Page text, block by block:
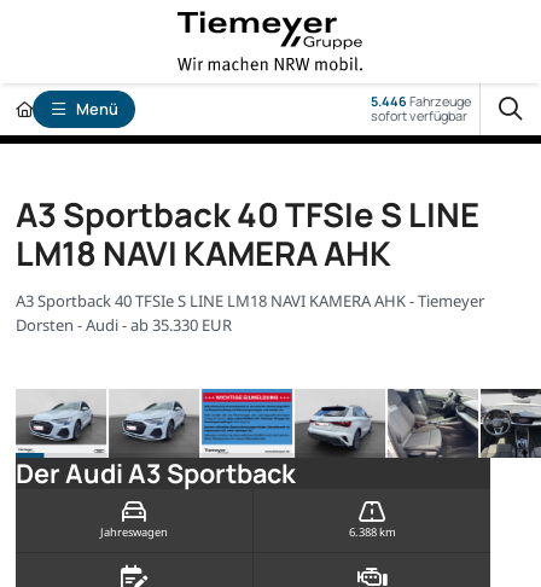
Menü 5.446Fahrzeuge
sofort verfügbar
A3 Sportback 40 TFSIe S LINE
LM18 NAVI KAMERA AHK
A3 Sportback 40 TFSIe S LINE LM18 NAVI KAMERA AHK - Tiemeyer
Dorsten - Audi - ab 35.330 EUR
Der Audi A3 Sportback
Jahreswagen 6.388 km